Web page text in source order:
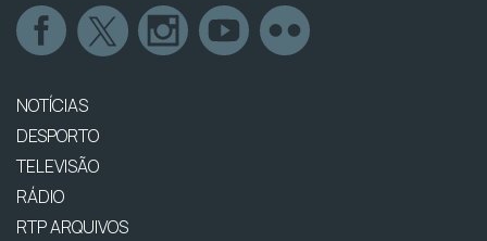
NOTÍCIAS
DESPORTO
TELEVISÃO
RÁDIO
RTP ARQUIVOS